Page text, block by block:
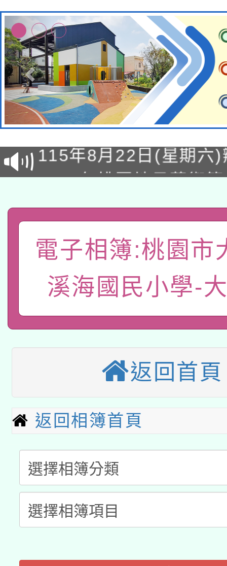
轉知經濟部水利署委託
業技術研究院辦理「
用水績優單位及節水達
動」
115年8月22日(星期六
桃園市孔廟祈福系列
2026年桃園地景藝術
關事宜
轉知教育部國民及學前
國立臺灣師範大學辦理
年度健康促進學校輔導
函轉國家教育研究院中
原住民族教育政策研討
族教育國際趨勢與發展
轉知教育部國民及學前
新北市政府教育局辦
師專業成長研習實施計
方素養工作坊新北場」
函轉國立臺灣師範大學
族語言臺北學習中心
「族語學習班」招生簡
轉知有關國立成功大學
文教學共融平台-教案
件」活動簡章
教育部國民及學前教育
年度COVID-19疫苗接
接種對象擴大為「滿6
接種之民眾」措施，延
月28日止
轉知經濟部水利署委託
業技術研究院辦理「
用水績優單位及節水達
動」
115年8月22日(星期六
桃園市孔廟祈福系列
開 智慧啟航」
2026年桃園地景藝術
「2026桃園藝術巡演
關事宜
轉知教育部國民及學前
國立臺灣師範大學辦理
年度健康促進學校輔導
業成長研習」實施計畫
函轉國家教育研究院中
原住民族教育政策研討
族教育國際趨勢與發展
轉知教育部國民及學前
電子相簿:桃園市
溪海國民小學-
返回首頁
返回相簿首頁